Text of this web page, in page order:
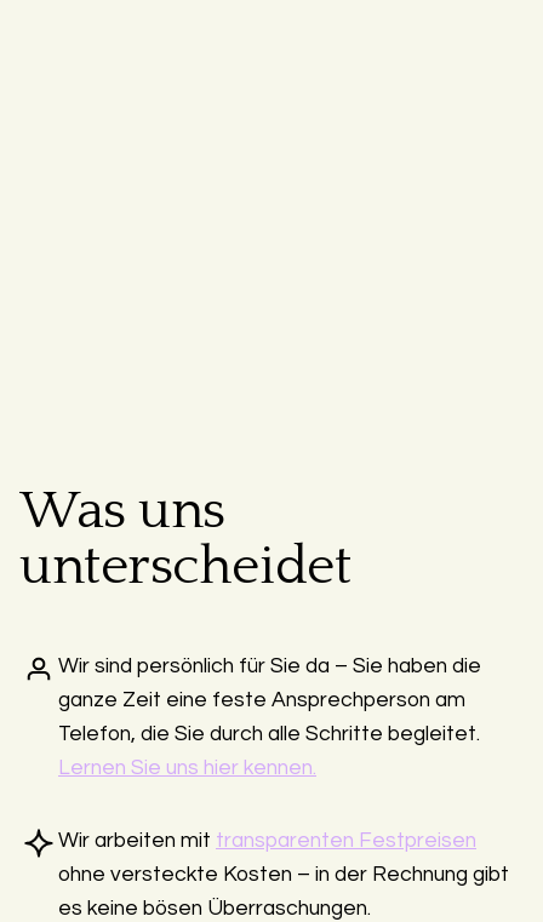
Was uns
unterscheidet
Wir sind persönlich für Sie da – Sie haben die
ganze Zeit eine feste Ansprechperson am
Telefon, die Sie durch alle Schritte begleitet.
Lernen Sie uns hier kennen.
Wir arbeiten mit transparenten Festpreisen
ohne versteckte Kosten – in der Rechnung gibt
es keine bösen Überraschungen.